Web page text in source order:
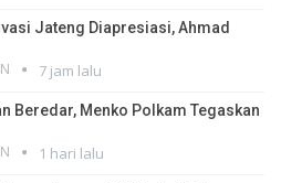
Jateng Diapresiasi, Ahmad
7 jam lalu
Beredar, Menko Polkam Tegaskan
1 hari lalu